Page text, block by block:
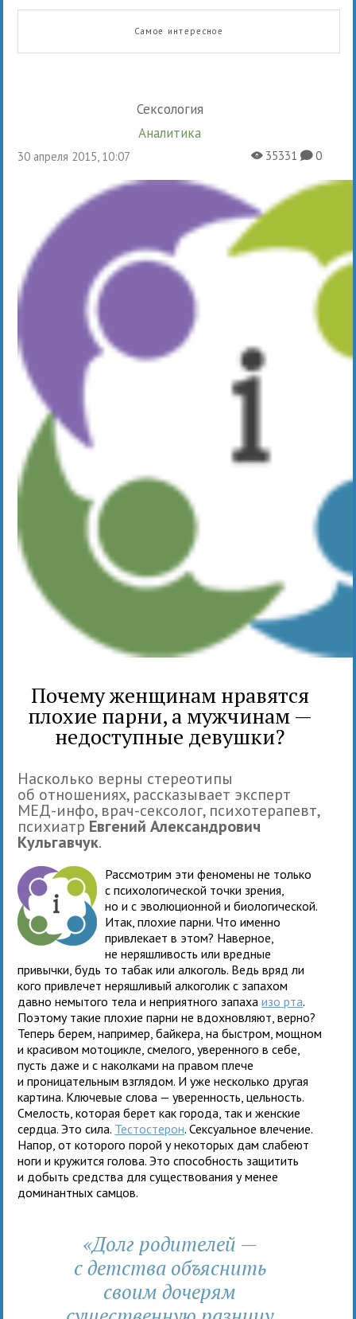
Самое интересное
Сексология
Аналитика
30 апреля 2015, 10:07 X35331K0
Почему женщинам нравятся
плохие парни, а мужчинам —
недоступные девушки?
Насколько верны стереотипы
об отношениях, рассказывает эксперт
МЕД-инфо, врач-сексолог, психотерапевт,
психиатр Евгений Александрович
Кульгавчук.
Рассмотрим эти феномены не только
с психологической точки зрения,
но и с эволюционной и биологической.
Итак, плохие парни. Что именно
привлекает в этом? Наверное,
не неряшливость или вредные
привычки, будь то табак или алкоголь. Ведь вряд ли
кого привлечет неряшливый алкоголик с запахом
давно немытого тела и неприятного запахаизо рта.
Поэтому такие плохие парни не вдохновляют, верно?
Теперь берем, например, байкера, на быстром, мощном
и красивом мотоцикле, смелого, уверенного в себе,
пусть даже и с наколками на правом плече
и проницательным взглядом. И уже несколько другая
картина. Ключевые слова — уверенность, цельность.
Смелость, которая берет как города, так и женские
сердца. Это сила. Тестостерон. Сексуальное влечение.
Напор, от которого порой у некоторых дам слабеют
ноги и кружится голова. Это способность защитить
и добыть средства для существования у менее
доминантных самцов.
«Долг родителей —
с детства объяснить
своим дочерям